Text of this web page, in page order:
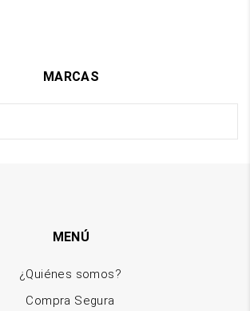
MARCAS
MENÚ
¿Quiénes somos?
Compra Segura